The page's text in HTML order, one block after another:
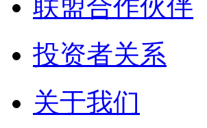
联盟合作伙伴
投资者关系
关于我们